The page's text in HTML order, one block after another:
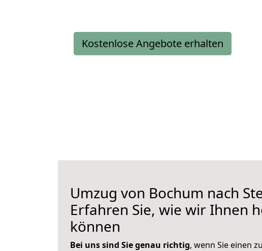
Kostenlose Angebote erhalten
Umzug von Bochum nach
Erfahren Sie, wie wir Ihnen
können
Bei uns sind Sie genau richtig, wenn Sie einen